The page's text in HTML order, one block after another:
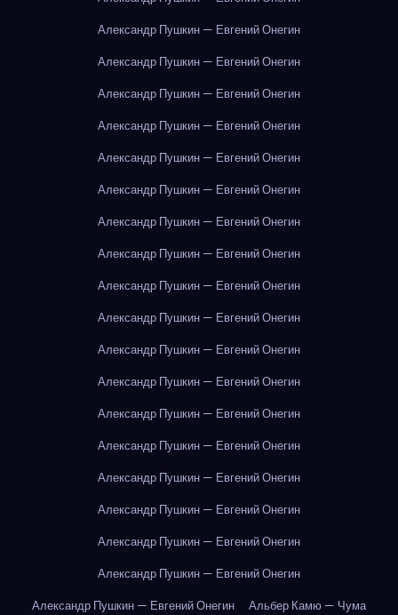
Александр Пушкин — Евгений Онегин
Александр Пушкин — Евгений Онегин
Александр Пушкин — Евгений Онегин
Александр Пушкин — Евгений Онегин
Александр Пушкин — Евгений Онегин
Александр Пушкин — Евгений Онегин
Александр Пушкин — Евгений Онегин
Александр Пушкин — Евгений Онегин
Александр Пушкин — Евгений Онегин
Александр Пушкин — Евгений Онегин
Александр Пушкин — Евгений Онегин
Александр Пушкин — Евгений Онегин
Александр Пушкин — Евгений Онегин
Александр Пушкин — Евгений Онегин
Александр Пушкин — Евгений Онегин
Александр Пушкин — Евгений Онегин
Александр Пушкин — Евгений Онегин
Александр Пушкин — Евгений Онегин
Александр Пушкин — Евгений Онегин
Альбер Камю — Чума